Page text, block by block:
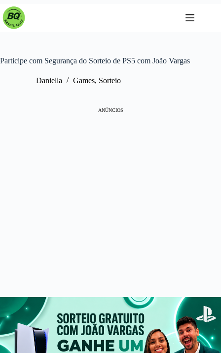
Pular
para
Participe com Segurança do Sorteio de PS5 com João Vargas
Daniella Games, Sorteio
ANÚNCIOS